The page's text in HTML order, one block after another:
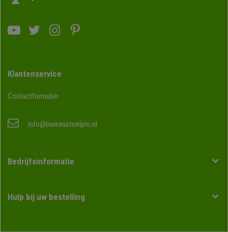
Klantenservice
Contactformulier
info@bureaustoelpro.nl
Bedrijfsinformatie
Hulp bij uw bestelling